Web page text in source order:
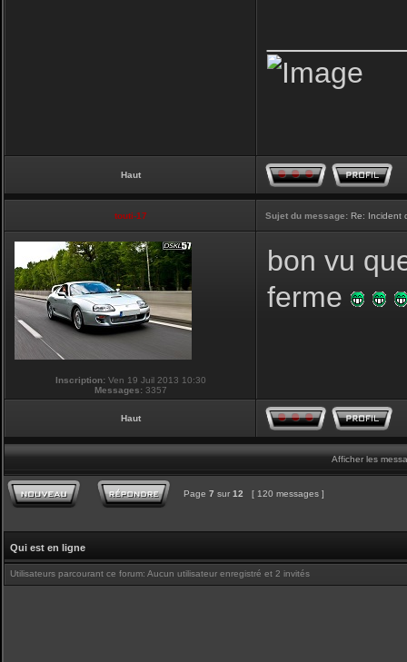
Haut
touti-17 Sujet du message: Re: Incident
Inscription:Ven 19 Juil 2013 10:30
Messages:3357
bon vu
ferme
Haut
Afficher les
Page 7 sur 12 [ 120 messages ]
Qui est en ligne
Utilisateurs parcourant ce forum: Aucun utilisateur enregistré et 2 invités